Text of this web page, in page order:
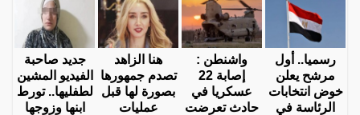
رسميا.. أول
مرشح يعلن
خوض انتخابات
الرئاسة في
واشنطن :
إصابة 22
عسكريا في
حادث تعرضت
هنا الزاهد
تصدم جمهورها
بصورة لها قبل
عمليات
جديد صاحبة
الفيديو المشين
لطفليها.. تورط
ابنها وزوجها